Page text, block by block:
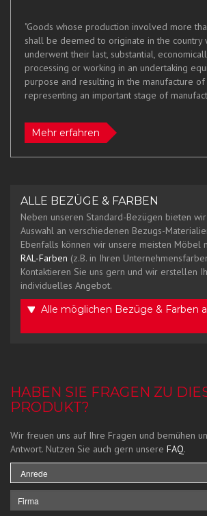
"Goods whose production involved more
shall be deemed to originate in the country
underwent their last, substantial,
processing or working in an undertaking
purpose and resulting in the manufacture
representing an important stage of
Mehr erfahren
ALLE BEZÜGE & FARBEN
Neben unseren Standard-Bezügen bieten
Auswahl an verschiedenen Bezugs-
Ebenfalls können wir unsere meisten Möbel
RAL-Farben (z.B. in Ihren
Kontaktieren Sie uns gern und wir erstellen
individuelles Angebot.
Alle möglichen Bezüge & Farben
HABEN SIE FRAGEN ZU
PRODUKT?
Wir freuen uns auf Ihre Fragen und bemühen
Antwort. Nutzen Sie auch gern unsere FAQ.